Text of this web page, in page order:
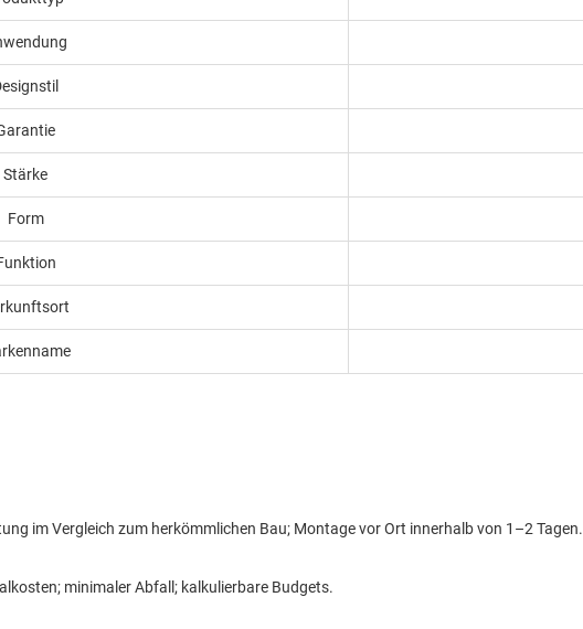
Stärke
Form
im Vergleich zum herkömmlichen Bau; Montage vor Ort innerhalb von 1–2 Tagen.
minimaler Abfall; kalkulierbare Budgets.